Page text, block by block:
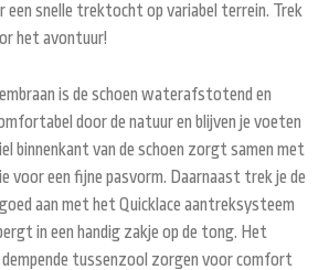
een snelle trektocht op variabel terrein. Trek
het avontuur!
is de schoen waterafstotend en
door de natuur en blijven je voeten
binnenkant van de schoen zorgt samen met
voor een fijne pasvorm. Daarnaast trek je de
aan met het Quicklace aantreksysteem
in een handig zakje op de tong. Het
tussenzool zorgen voor comfort